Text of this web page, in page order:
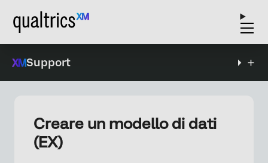
Support
Creare un modello di dati
(EX)